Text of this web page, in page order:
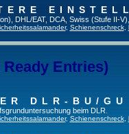
DHL/EAT, DCA, Swiss (Stufe II-V),
, Schienenschreck,
Entries)
DLR-BU/GU
beim DLR.
, Schienenschreck,